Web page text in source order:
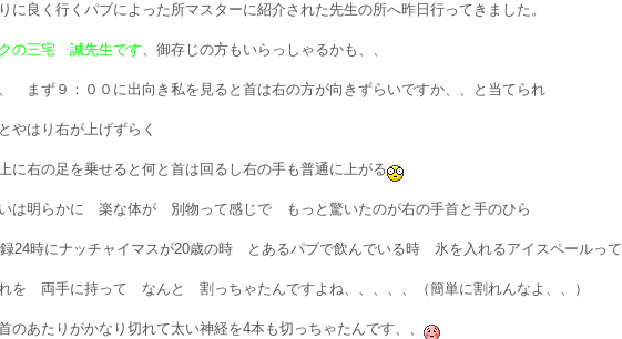
良く行くパブによった所マスターに紹介された先生の所へ昨日行ってきました。
の三宅 誠先生です、御存じの方もいらっしゃるかも、、
まず９：００に出向き私を見ると首は右の方が向きずらいですか、、と当てられ
やはり右が上げずらく
に右の足を乗せると何と首は回るし右の手も普通に上がる
は明らかに 楽な体が 別物って感じで もっと驚いたのが右の手首と手のひら
24時にナッチャイマスが20歳の時 とあるパブで飲んでいる時 氷を入れるアイスペールって
を 両手に持って なんと 割っちゃたんですよね、、、、、（簡単に割れんなよ、、）
のあたりがかなり切れて太い神経を4本も切っちゃたんです、、